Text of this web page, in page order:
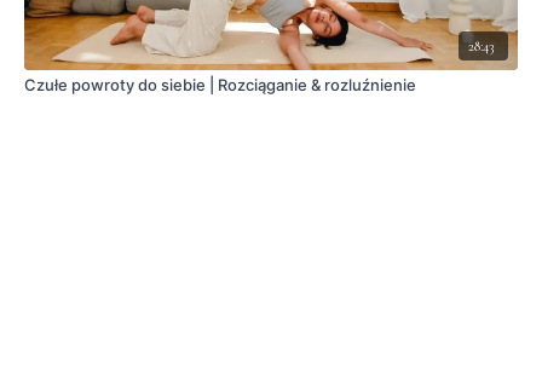
28:43
Czułe powroty do siebie | Rozciąganie & rozluźnienie